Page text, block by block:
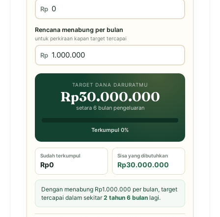
Rp
Rencana menabung per bulan
untuk perkiraan kapan target tercapai
Rp
TARGET DANA DARURATMU
Rp30.000.000
setara 6 bulan pengeluaran
Terkumpul 0%
Sudah terkumpul
Rp0
Sisa yang dibutuhkan
Rp30.000.000
Dengan menabung Rp1.000.000 per bulan, target
tercapai dalam sekitar2 tahun 6 bulan lagi.